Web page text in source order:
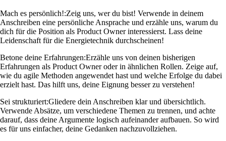
Mach es persönlich!:Zeig uns, wer du bist! Verwende in deinem
Anschreiben eine persönliche Ansprache und erzähle uns, warum du
dich für die Position als Product Owner interessierst. Lass deine
Leidenschaft für die Energietechnik durchscheinen!
Betone deine Erfahrungen:Erzähle uns von deinen bisherigen
Erfahrungen als Product Owner oder in ähnlichen Rollen. Zeige auf,
wie du agile Methoden angewendet hast und welche Erfolge du dabei
erzielt hast. Das hilft uns, deine Eignung besser zu verstehen!
Sei strukturiert:Gliedere dein Anschreiben klar und übersichtlich.
Verwende Absätze, um verschiedene Themen zu trennen, und achte
darauf, dass deine Argumente logisch aufeinander aufbauen. So wird
es für uns einfacher, deine Gedanken nachzuvollziehen.